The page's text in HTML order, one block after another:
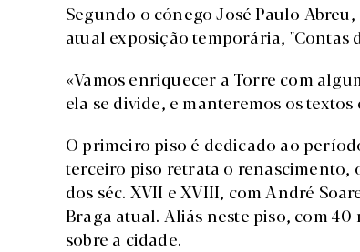
Segundo o cónego José Paulo
atual exposição temporária, "Contas
«Vamos enriquecer a Torre com
ela se divide, e manteremos os
O primeiro piso é dedicado ao
terceiro piso retrata o renascimento,
dos séc. XVII e XVIII, com André
Braga atual. Aliás neste piso, com
sobre a cidade.